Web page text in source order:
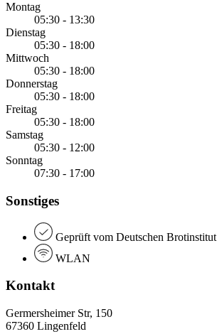
Montag
05:30 - 13:30
Dienstag
05:30 - 18:00
Mittwoch
05:30 - 18:00
Donnerstag
05:30 - 18:00
Freitag
05:30 - 18:00
Samstag
05:30 - 12:00
Sonntag
07:30 - 17:00
Sonstiges
Geprüft vom Deutschen Brotinstitut
WLAN
Kontakt
Germersheimer Str, 150
67360 Lingenfeld